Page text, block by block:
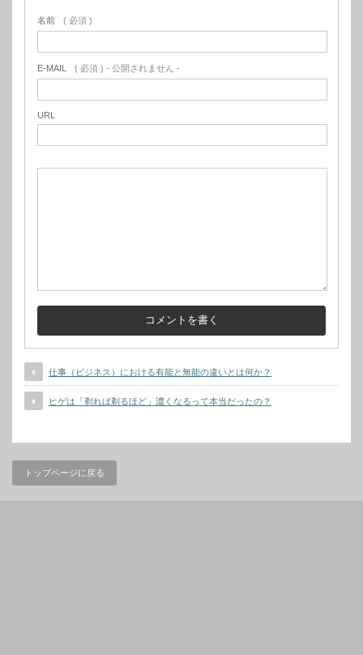
名前 ( 必須 )
E-MAIL ( 必須 ) - 公開されません -
URL
仕事（ビジネス）における有能と無能の違いとは何か？
ヒゲは「剃れば剃るほど」濃くなるって本当だったの？
トップページに戻る